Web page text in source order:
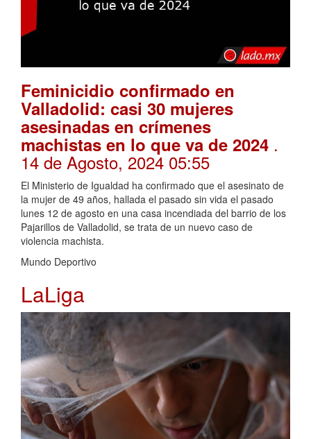
Feminicidio confirmado en
Valladolid: casi 30 mujeres
asesinadas en crímenes
machistas en lo que va de 2024 .
14 de Agosto, 2024 05:55
El Ministerio de Igualdad ha confirmado que el asesinato de
la mujer de 49 años, hallada el pasado sin vida el pasado
lunes 12 de agosto en una casa incendiada del barrio de los
Pajarillos de Valladolid, se trata de un nuevo caso de
violencia machista.
Mundo Deportivo
LaLiga